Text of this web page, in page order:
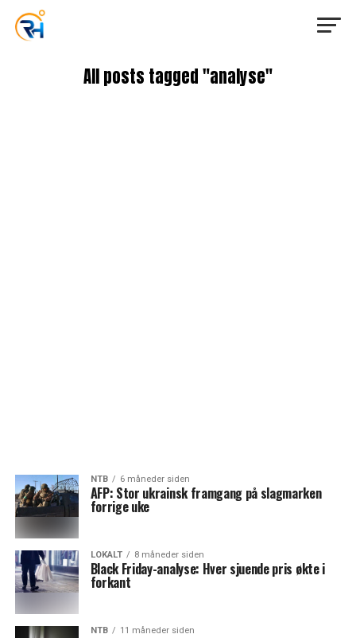
All posts tagged "analyse"
NTB 6 måneder siden
AFP: Stor ukrainsk framgang på slagmarken
forrige uke
LOKALT 8 måneder siden
Black Friday-analyse: Hver sjuende pris økte i
forkant
NTB 11 måneder siden